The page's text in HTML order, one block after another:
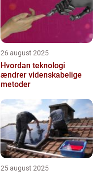
26 august 2025
Hvordan teknologi
ændrer videnskabelige
metoder
25 august 2025